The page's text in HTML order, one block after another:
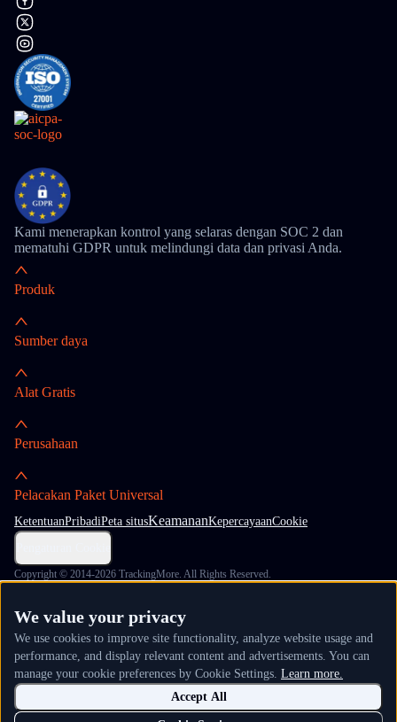
Kami menerapkan kontrol yang selaras dengan SOC 2 dan
mematuhi GDPR untuk melindungi data dan privasi Anda.
Produk
Sumber daya
Alat Gratis
Perusahaan
Pelacakan Paket Universal
KetentuanPribadiPeta situsKeamananKepercayaanCookie
Copyright © 2014-2026 TrackingMore. All Rights Reserved.
We value your privacy
We use cookies to improve site functionality, analyze website usage and
performance, and display relevant content and advertisements. You can
manage your cookie preferences by Cookie Settings. Learn more.
Accept All